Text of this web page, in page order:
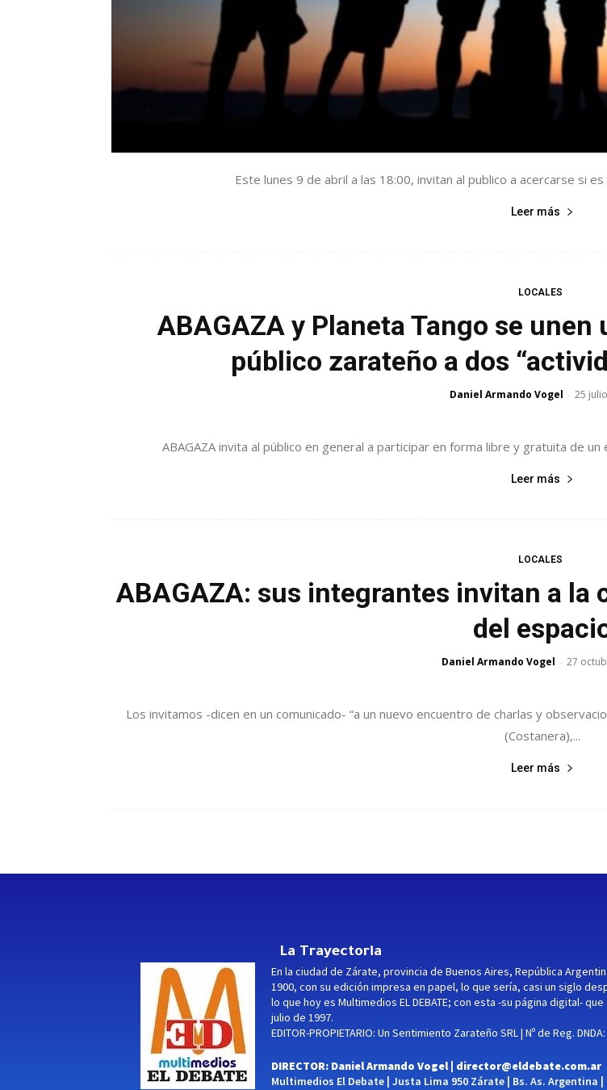
Este lunes 9 de abril a las 18:00, invitan al publico a acercarse si
Leer más
LOCALES
ABAGAZA y Planeta Tango se
público zarateño a dos
Daniel Armando Vogel - 25
ABAGAZA invita al público en general a participar en forma libre y gratuita de
Leer más
LOCALES
ABAGAZA: sus integrantes invitan a la
del
Daniel Armando Vogel - 27
Los invitamos -dicen en un comunicado- “a un nuevo encuentro de charlas y
(Costanera),...
Leer más
La Trayectoria
En la ciudad de Zárate, provincia de Buenos Aires, República
1900, con su edición impresa en papel, lo que sería, casi un siglo
lo que hoy es Multimedios EL DEBATE; con esta -su página digital-
julio de 1997.
EDITOR-PROPIETARIO: Un Sentimiento Zarateño SRL | Nº de Reg.
DIRECTOR: Daniel Armando Vogel | director@eldebate.com.ar
Multimedios El Debate | Justa Lima 950 Zárate | Bs. As. Argentina |